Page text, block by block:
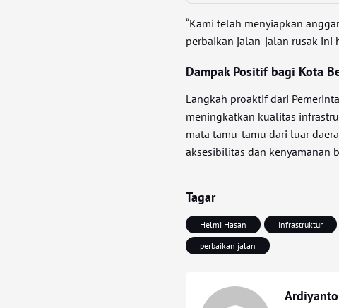
“Kami telah menyiapkan
perbaikan jalan-jalan rusak ini
Dampak Positif bagi Kota
Langkah proaktif dari
meningkatkan kualitas
mata tamu-tamu dari luar
aksesibilitas dan kenyamanan
Tagar
Helmi Hasan infrastruktur
perbaikan jalan